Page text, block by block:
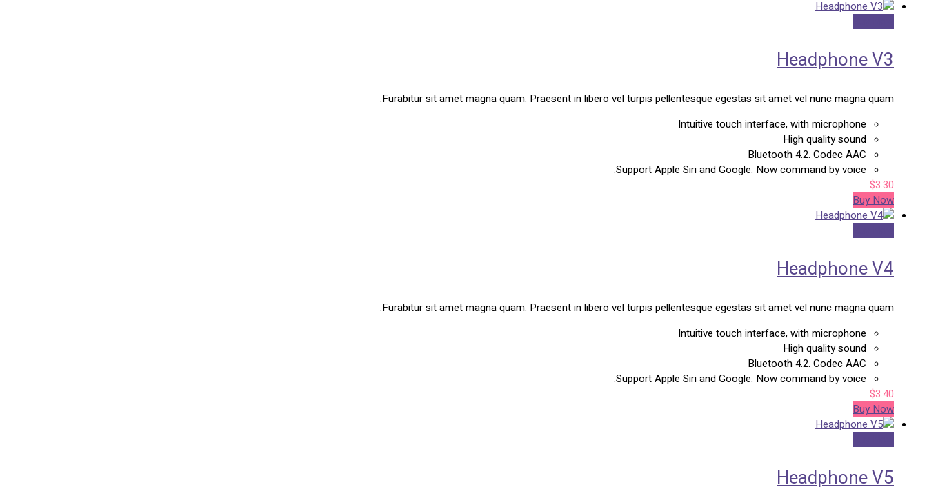
Headphone V3
Furabitur sit amet magna quam. Praesent in libero vel turpis pellentesque egestas sit amet vel nunc magna quam.
Intuitive touch interface, with microphone
High quality sound
Bluetooth 4.2. Codec AAC
Support Apple Siri and Google. Now command by voice.
$3.30
Buy Now
Headphone V4
Furabitur sit amet magna quam. Praesent in libero vel turpis pellentesque egestas sit amet vel nunc magna quam.
Intuitive touch interface, with microphone
High quality sound
Bluetooth 4.2. Codec AAC
Support Apple Siri and Google. Now command by voice.
$3.40
Buy Now
Headphone V5